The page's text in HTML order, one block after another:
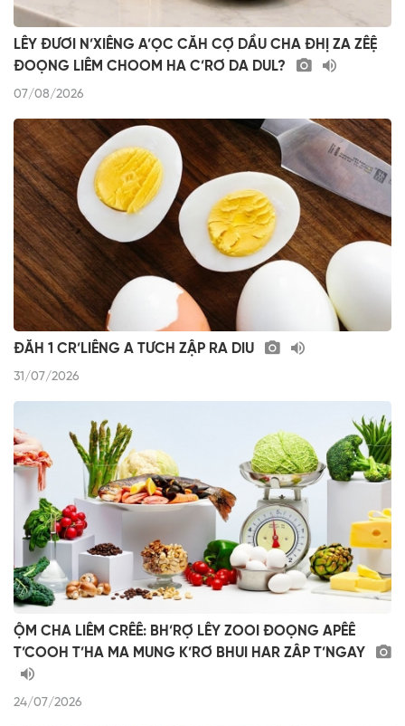
LÊY ĐƯƠI N’XIÊNG A’ỌC CĂH CỢ DẦU CHA ĐHỊ ZA ZÊỆ
ĐOỌNG LIÊM CHOOM HA C’RƠ DA DUL?
07/08/2026
ĐĂH 1 CR’LIÊNG A TƯCH ZẬP RA DIU
31/07/2026
ỘM CHA LIÊM CRÊÊ: BH’RỢ LÊY ZOOI ĐOỌNG APÊÊ
T’COOH T’HA MA MUNG K’RƠ BHUI HAR ZÂP T’NGAY
24/07/2026